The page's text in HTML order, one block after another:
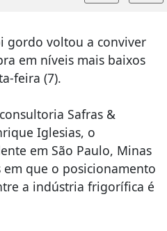
gordo voltou a conviver
em níveis mais baixos
feira (7).
Safras &
Iglesias, o
em São Paulo, Minas
em que o posicionamento
a indústria frigorífica é